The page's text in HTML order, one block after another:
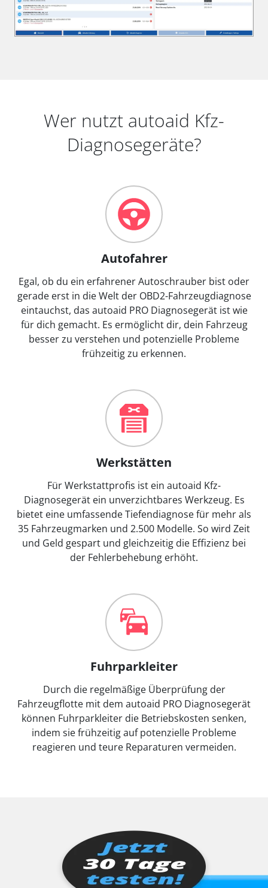
Wer nutzt autoaid Kfz-
Diagnosegeräte?
Autofahrer
Egal, ob du ein erfahrener Autoschrauber bist oder
gerade erst in die Welt der OBD2-Fahrzeugdiagnose
eintauchst, das autoaid PRO Diagnosegerät ist wie
für dich gemacht. Es ermöglicht dir, dein Fahrzeug
besser zu verstehen und potenzielle Probleme
frühzeitig zu erkennen.
Werkstätten
Für Werkstattprofis ist ein autoaid Kfz-
Diagnosegerät ein unverzichtbares Werkzeug. Es
bietet eine umfassende Tiefendiagnose für mehr als
35 Fahrzeugmarken und 2.500 Modelle. So wird Zeit
und Geld gespart und gleichzeitig die Effizienz bei
der Fehlerbehebung erhöht.
Fuhrparkleiter
Durch die regelmäßige Überprüfung der
Fahrzeugflotte mit dem autoaid PRO Diagnosegerät
können Fuhrparkleiter die Betriebskosten senken,
indem sie frühzeitig auf potenzielle Probleme
reagieren und teure Reparaturen vermeiden.